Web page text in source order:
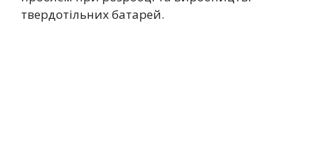
твердотільних батарей.